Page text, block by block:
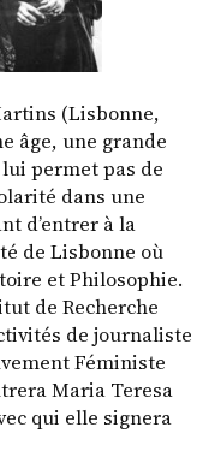
(Lisbonne,
âge, une grande
permet pas de
dans une
d’entrer à la
de Lisbonne où
et Philosophie.
de Recherche
de journaliste
Féministe
Maria Teresa
qui elle signera